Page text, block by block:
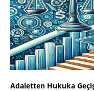
Adaletten Hukuka